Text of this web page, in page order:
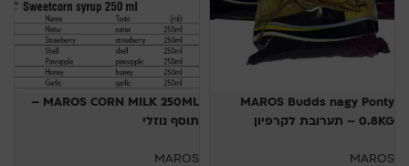
MAROS Budds nagy Ponty
0.8KG – תערובת לקרפיון
MAROS
MAROS CORN MILK 250ML –
תוסף נוזלי
MAROS